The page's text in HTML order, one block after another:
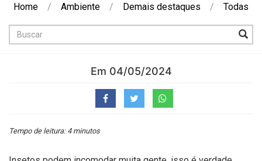
Home / Ambiente / Demais destaques / Todas
Buscar
Em 04/05/2024
Tempo de leitura: 4 minutos